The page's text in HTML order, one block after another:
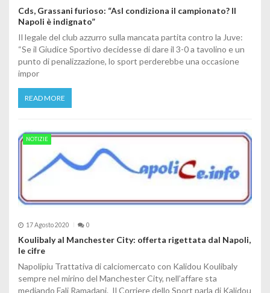
Cds, Grassani furioso: “Asl condiziona il campionato? Il
Napoli è indignato”
Il legale del club azzurro sulla mancata partita contro la Juve:
“Se il Giudice Sportivo decidesse di dare il 3-0 a tavolino e un
punto di penalizzazione, lo sport perderebbe una occasione
impor
READ MORE
NOTIZIE
17 Agosto 2020 0
Koulibaly al Manchester City: offerta rigettata dal Napoli,
le cifre
Napolipiu Trattativa di calciomercato con Kalidou Koulibaly
sempre nel mirino del Manchester City, nell’affare sta
mediando Fali Ramadani. Il Corriere dello Sport parla di Kalidou